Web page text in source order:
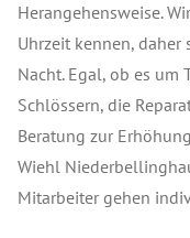
Herangehensweise.
Uhrzeit kennen, daher
Nacht. Egal, ob es um
Schlössern, die
Beratung zur
Wiehl
Mitarbeiter gehen